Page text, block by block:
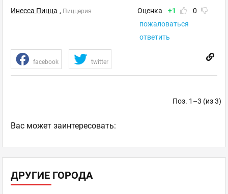
Инесса Пицца , Пиццерия Оценка +1
0
пожаловаться
ответить
facebook twitter
Поз. 1–3 (из 3)
Ваc может заинтересовать:
ДРУГИЕ ГОРОДА